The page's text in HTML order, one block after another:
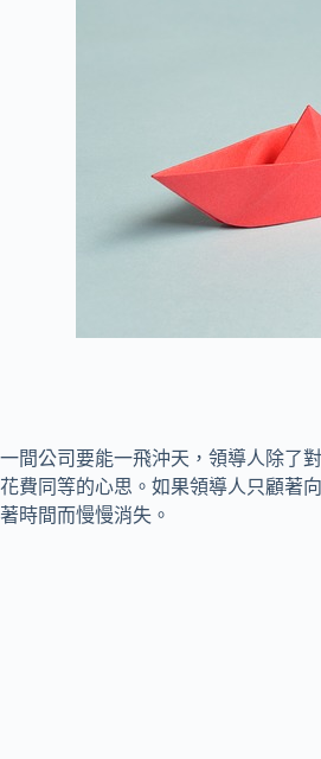
一間公司要能一飛沖天，領導人除了
花費同等的心思。如果領導人只顧著
著時間而慢慢消失。